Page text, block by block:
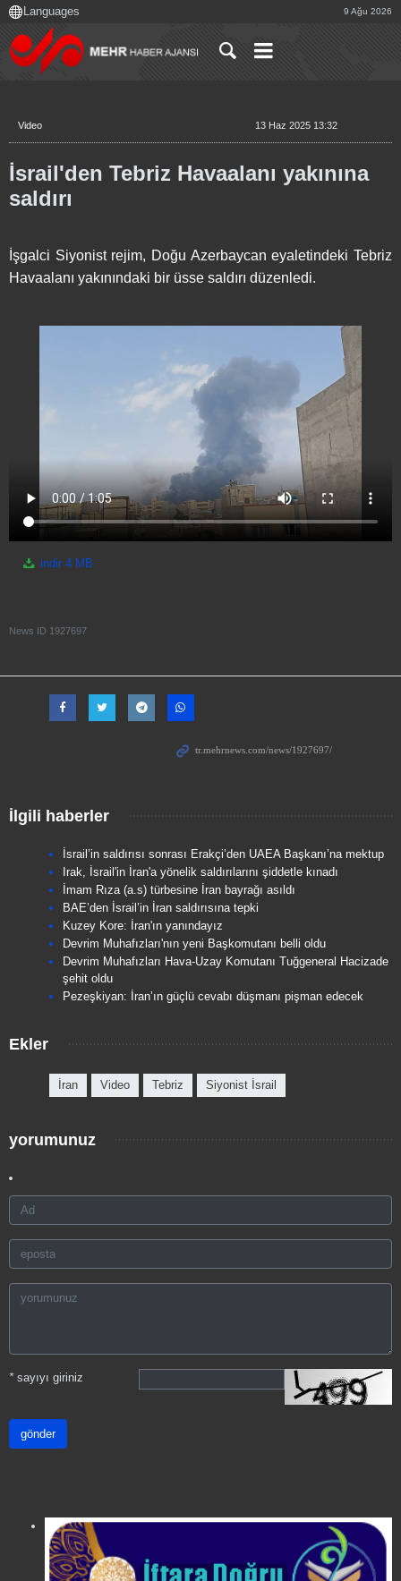
9 Ağu 2026
Video 13 Haz 2025 13:32
İsrail'den Tebriz Havaalanı yakınına
saldırı
İşgalci Siyonist rejim, Doğu Azerbaycan eyaletindeki Tebriz
Havaalanı yakınındaki bir üsse saldırı düzenledi.
indir 4 MB
News ID 1927697
İlgili haberler
İsrail’in saldırısı sonrası Erakçi’den UAEA Başkanı’na mektup
Irak, İsrail'in İran'a yönelik saldırılarını şiddetle kınadı
İmam Rıza (a.s) türbesine İran bayrağı asıldı
BAE’den İsrail’in İran saldırısına tepki
Kuzey Kore: İran'ın yanındayız
Devrim Muhafızları'nın yeni Başkomutanı belli oldu
Devrim Muhafızları Hava-Uzay Komutanı Tuğgeneral Hacizade
şehit oldu
Pezeşkiyan: İran’ın güçlü cevabı düşmanı pişman edecek
Ekler
İran Video Tebriz Siyonist İsrail
yorumunuz
*sayıyı giriniz
gönder